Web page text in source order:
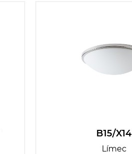
B15/X14
Límec